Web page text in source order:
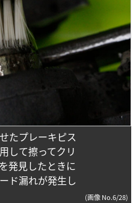
たプレーキピス
して擦ってクリ
発見したときに
ド漏れが発生し
(画像 No.6/28)